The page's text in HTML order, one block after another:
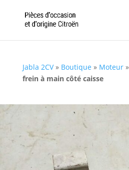
Jabla 2CV» Boutique » Moteur»
frein à main côté caisse